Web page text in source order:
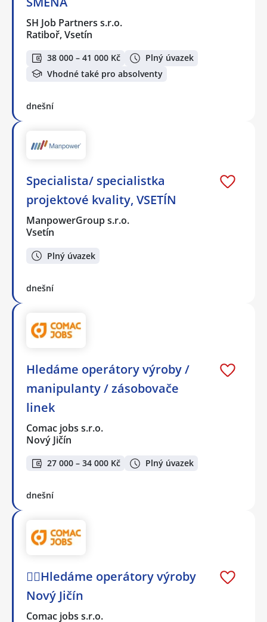
SH Job Partners s.r.o.
Ratiboř, Vsetín
38 000 – 41 000 Kč
Plný úvazek
Vhodné také pro absolventy
dnešní
Specialista/ specialistka
projektové kvality, VSETÍN
ManpowerGroup s.r.o.
Vsetín
Plný úvazek
dnešní
Hledáme operátory výroby /
manipulanty / zásobovače
linek
Comac jobs s.r.o.
Nový Jičín
27 000 – 34 000 Kč Plný úvazek
dnešní
🕵️‍♂️Hledáme operátory výroby
Nový Jičín
Comac jobs s.r.o.